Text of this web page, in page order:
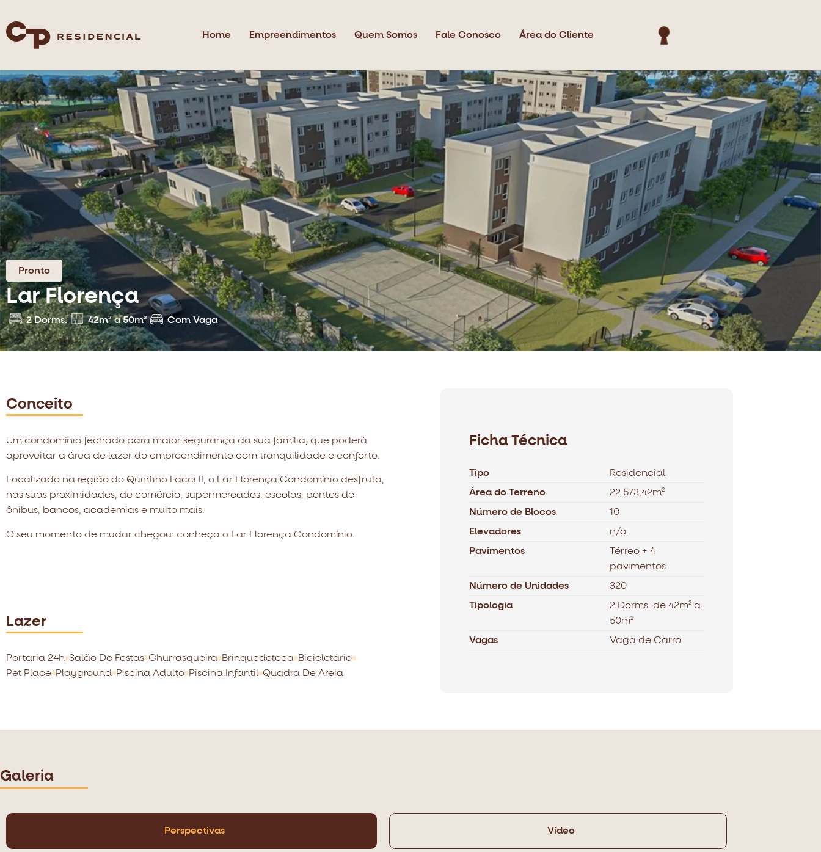
Home Empreendimentos Quem Somos Fale Conosco Área do Cliente
Pronto
Lar Florença
2 Dorms. 42m² a 50m² Com Vaga
Conceito
Um condomínio fechado para maior segurança da sua família, que poderá
aproveitar a área de lazer do empreendimento com tranquilidade e conforto.
Localizado na região do Quintino Facci II, o Lar Florença Condomínio desfruta,
nas suas proximidades, de comércio, supermercados, escolas, pontos de
ônibus, bancos, academias e muito mais.
O seu momento de mudar chegou: conheça o Lar Florença Condomínio.
Lazer
Portaria 24h Salão De Festas Churrasqueira Brinquedoteca
Bicicletário
Pet Place Playground Piscina Adulto Piscina Infantil Quadra De Areia
Ficha Técnica
Tipo
Residencial
Área do Terreno
22.573,42m²
Número de Blocos
10
Elevadores
n/a
Pavimentos
Térreo + 4
pavimentos
Número de Unidades
320
Tipologia
2 Dorms. de 42m² a
50m²
Vagas
Vaga de Carro
Galeria
Perspectivas Vídeo